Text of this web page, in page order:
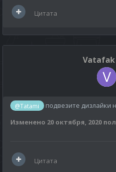
Цитата
Vatafak
@Tatami
подвезите дизлайки
Изменено 20 октября, 2020
Цитата